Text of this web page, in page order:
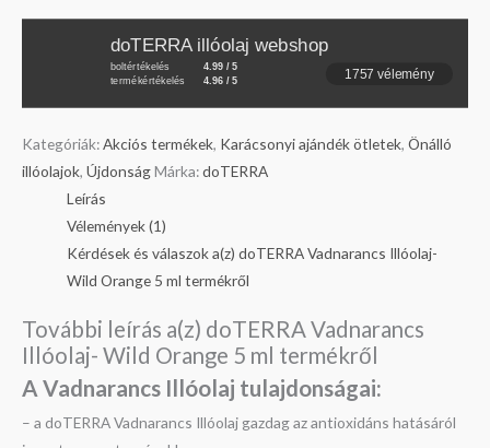
doTERRA illóolaj webshop
boltértékelés 4.99 / 5
termékértékelés 4.96 / 5 1757 vélemény
Kategóriák:Akciós termékek, Karácsonyi ajándék ötletek, Önálló
illóolajok, ÚjdonságMárka:doTERRA
Leírás
Vélemények (1)
Kérdések és válaszok a(z) doTERRA Vadnarancs Illóolaj-
Wild Orange 5 ml termékről
További leírás a(z) doTERRA Vadnarancs
Illóolaj- Wild Orange 5 ml termékről
A Vadnarancs Illóolaj tulajdonságai:
– a doTERRA Vadnarancs Illóolaj gazdag az antioxidáns hatásáról